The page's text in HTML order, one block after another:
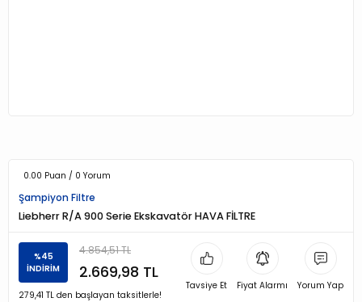
0.00 Puan / 0 Yorum
Şampiyon Filtre
Liebherr R/A 900 Serie Ekskavatör HAVA FİLTRE
%45
İNDİRİM
4.854,51 TL
2.669,98 TL
279,41 TL den başlayan taksitlerle!
Tavsiye Et Fiyat Alarmı Yorum Yap